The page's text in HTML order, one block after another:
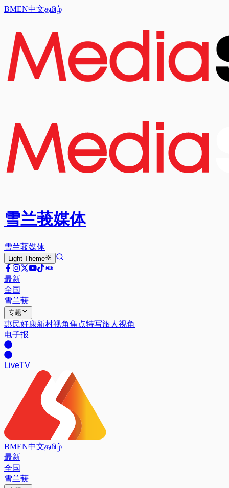
BMEN中文தமிழ்
雪兰莪媒体
雪兰莪媒体
Light Theme
最新
全国
雪兰莪
专题
惠民好康新村视角焦点特写旅人视角
电子报
LiveTV
BMEN中文தமிழ்
最新
全国
雪兰莪